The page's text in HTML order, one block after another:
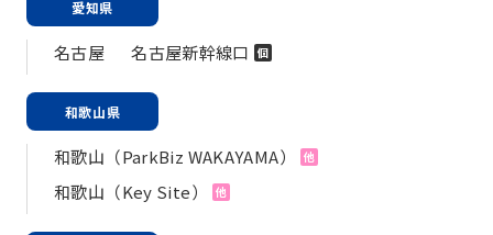
愛知県
名古屋 名古屋新幹線口 個
和歌山県
和歌山（ParkBiz WAKAYAMA） 他
和歌山（Key Site） 他